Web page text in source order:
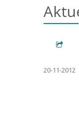
20-11-2012